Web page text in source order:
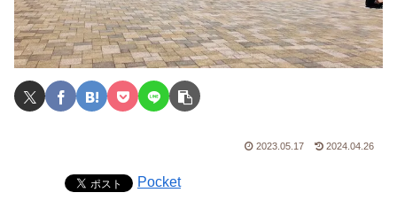
2023.05.17 2024.04.26
Pocket